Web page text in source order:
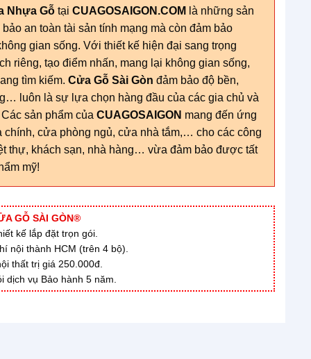
Nhựa Gỗ tại CUAGOSAIGON.COM là những sản
an toàn tài sản tính mạng mà còn đảm bảo
gian sống. Với thiết kế hiện đại sang trọng
riêng, tạo điểm nhấn, mang lại không gian sống,
tìm kiếm. Cửa Gỗ Sài Gòn đảm bảo độ bền,
luôn là sự lựa chọn hàng đầu của các gia chủ và
sản phẩm của CUAGOSAIGON mang đến ứng
chính, cửa phòng ngủ, cửa nhà tắm,… cho các công
thự, khách sạn, nhà hàng… vừa đảm bảo được tất
mỹ!
GỖ SÀI GÒN®
kế lắp đặt trọn gói.
nội thành HCM (trên 4 bộ).
thất trị giá 250.000đ.
dịch vụ Bảo hành 5 năm.